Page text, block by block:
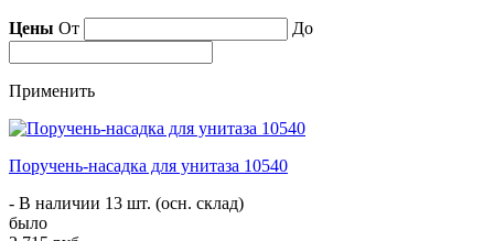
Цены От До
Применить
Поручень-насадка для унитаза 10540
- В наличии 13 шт. (осн. склад)
было